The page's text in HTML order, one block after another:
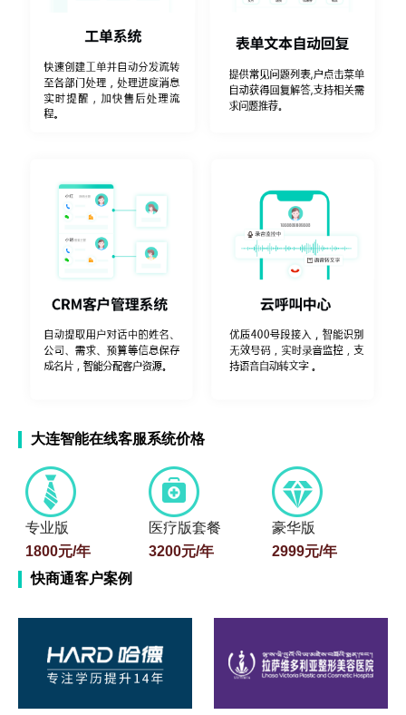
大连智能在线客服系统价格
专业版
1800元/年
医疗版套餐
3200元/年
豪华版
2999元/年
快商通客户案例